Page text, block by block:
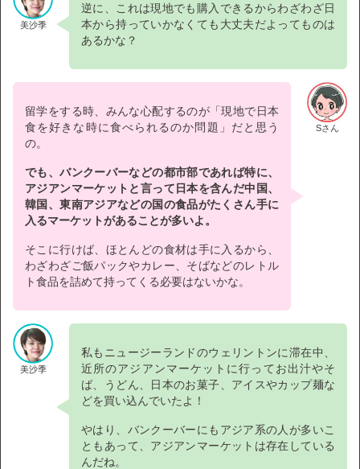
美沙季
逆に、これは現地でも購入できるからわざわざ日
本から持っていかなくても大丈夫だよってものは
あるかな？
Sさん
留学をする時、みんな心配するのが「現地で日本
食を好きな時に食べられるのか問題」だと思う
の。
でも、バンクーバーなどの都市部であれば特に、
アジアンマーケットと言って日本を含んだ中国、
韓国、東南アジアなどの国の食品がたくさん手に
入るマーケットがあることが多いよ。
そこに行けば、ほとんどの食材は手に入るから、
わざわざご飯パックやカレー、そばなどのレトル
ト食品を詰めて持ってくる必要はないかな。
美沙季
私もニュージーランドのウェリントンに滞在中、
近所のアジアンマーケットに行ってお出汁やそ
ば、うどん、日本のお菓子、アイスやカップ麺な
どを買い込んでいたよ！
やはり、バンクーバーにもアジア系の人が多いこ
ともあって、アジアンマーケットは存在している
んだね。